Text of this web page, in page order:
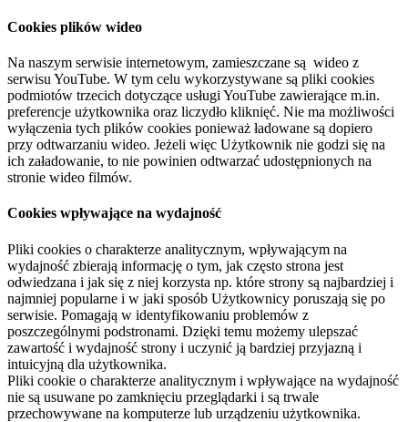
Cookies plików wideo
Na naszym serwisie internetowym, zamieszczane są wideo z
serwisu YouTube. W tym celu wykorzystywane są pliki cookies
podmiotów trzecich dotyczące usługi YouTube zawierające m.in.
preferencje użytkownika oraz liczydło kliknięć. Nie ma możliwości
wyłączenia tych plików cookies ponieważ ładowane są dopiero
przy odtwarzaniu wideo. Jeżeli więc Użytkownik nie godzi się na
ich załadowanie, to nie powinien odtwarzać udostępnionych na
stronie wideo filmów.
Cookies wpływające na wydajność
Pliki cookies o charakterze analitycznym, wpływającym na
wydajność zbierają informację o tym, jak często strona jest
odwiedzana i jak się z niej korzysta np. które strony są najbardziej i
najmniej popularne i w jaki sposób Użytkownicy poruszają się po
serwisie. Pomagają w identyfikowaniu problemów z
poszczególnymi podstronami. Dzięki temu możemy ulepszać
zawartość i wydajność strony i uczynić ją bardziej przyjazną i
intuicyjną dla użytkownika.
Pliki cookie o charakterze analitycznym i wpływające na wydajność
nie są usuwane po zamknięciu przeglądarki i są trwale
przechowywane na komputerze lub urządzeniu użytkownika.